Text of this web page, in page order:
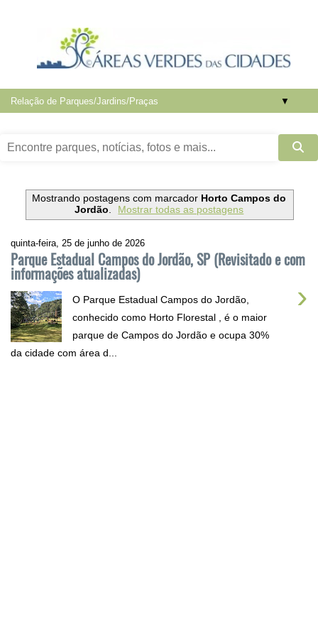
▼
Mostrando postagens com marcador Horto Campos do
Jordão. Mostrar todas as postagens
quinta-feira, 25 de junho de 2026
Parque Estadual Campos do Jordão, SP (Revisitado e com
informações atualizadas)
›
O Parque Estadual Campos do Jordão,
conhecido como Horto Florestal , é o maior
parque de Campos do Jordão e ocupa 30%
da cidade com área d...